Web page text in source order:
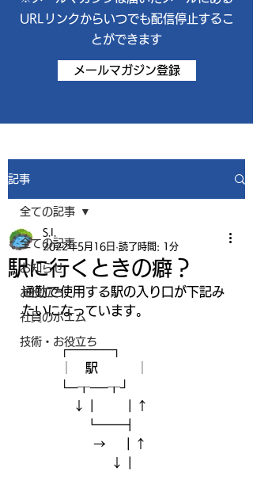
URLリンクからいつでも配信停止するこ
とができます
メールマガジン登録
記事
全ての記事
お知らせ
お役立ち
社員のポエム
技術・お役立ち
全ての記事
駅に行くときの癖？
S.I.
2022年5月16日 読了時間: 1分
通勤で使用する駅の入り口が下記み
たいになっています。
┌─────┐
│　駅　　　│
└─┰──┰┘
↓┃　　┃↑
┗━━┫
→    ┃↑
↓┃